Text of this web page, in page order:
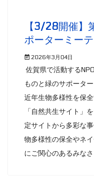
【3/28開催】
ポーターミー
2026年3月04日
佐賀県で活動する
ものと緑のサポータ
近年生物多様性を保
「自然共生サイト」
定サイトから多彩な
物多様性の保全やネ
にご関心のあるみな